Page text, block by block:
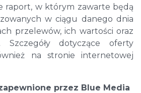
raport, w którym zawarte będą
w ciągu danego dnia
przelewów, ich wartości oraz
Szczegóły dotyczące oferty
na stronie internetowej
przez Blue Media